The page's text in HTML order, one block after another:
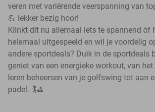
veren met variërende veerspanning van
💪 lekker bezig hoor!
Klinkt dit nu allemaal iets te spannend óf
helemaal uitgespeeld en wil je voordelig
andere sportdeals? Duik in de sportdeals
geniet van een energieke workout, van
leren beheersen van je golfswing tot aan
padel. 🏌️⛳